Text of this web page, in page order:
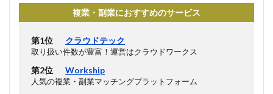
複業・副業におすすめのサービス
第1位 クラウドテック
取り扱い件数が豊富！運営はクラウドワークス
第2位 Workship
人気の複業・副業マッチングプラットフォーム